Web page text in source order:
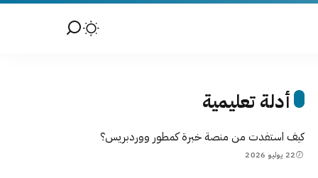
أدلة تعليمية
كيف استفدت من منصة خبرة كمطور ووردبريس؟
22 يوليو 2026